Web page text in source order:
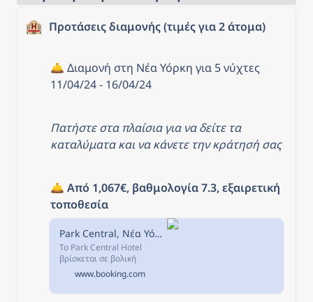
🏨 Προτάσεις διαμονής (τιμές για 2 άτομα)
🛎️ Διαμονή στη Νέα Υόρκη για 5 νύχτες
11/04/24 - 16/04/24
Πατήστε στα πλαίσια για να δείτε τα
καταλύματα και να κάνετε την κράτησή σας
🛎️ Από 1,067€, βαθμολογία 7.3, εξαιρετική
τοποθεσία
Park Central, Νέα Υόρκη, ΗΠΑ
Το Park Central Hotel
βρίσκεται σε βολική
τοποθεσία, μόλις λίγα
βήματα μακριά από το
Central Park.
www.booking.com